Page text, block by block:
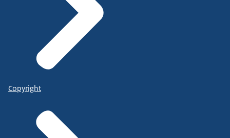
Copyright